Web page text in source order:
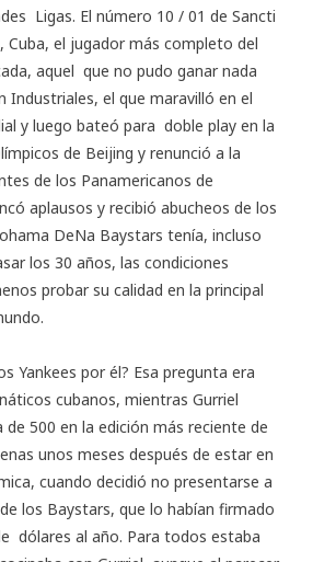
Ligas. El número 10 / 01 de Sancti
Cuba, el jugador más completo del
aquel que no pudo ganar nada
Industriales, el que maravilló en el
y luego bateó para doble play en la
de Beijing y renunció a la
de los Panamericanos de
aplausos y recibió abucheos de los
DeNa Baystars tenía, incluso
los 30 años, las condiciones
probar su calidad en la principal
Yankees por él? Esa pregunta era
cubanos, mientras Gurriel
500 en la edición más reciente de
unos meses después de estar en
cuando decidió no presentarse a
los Baystars, que lo habían firmado
dólares al año. Para todos estaba